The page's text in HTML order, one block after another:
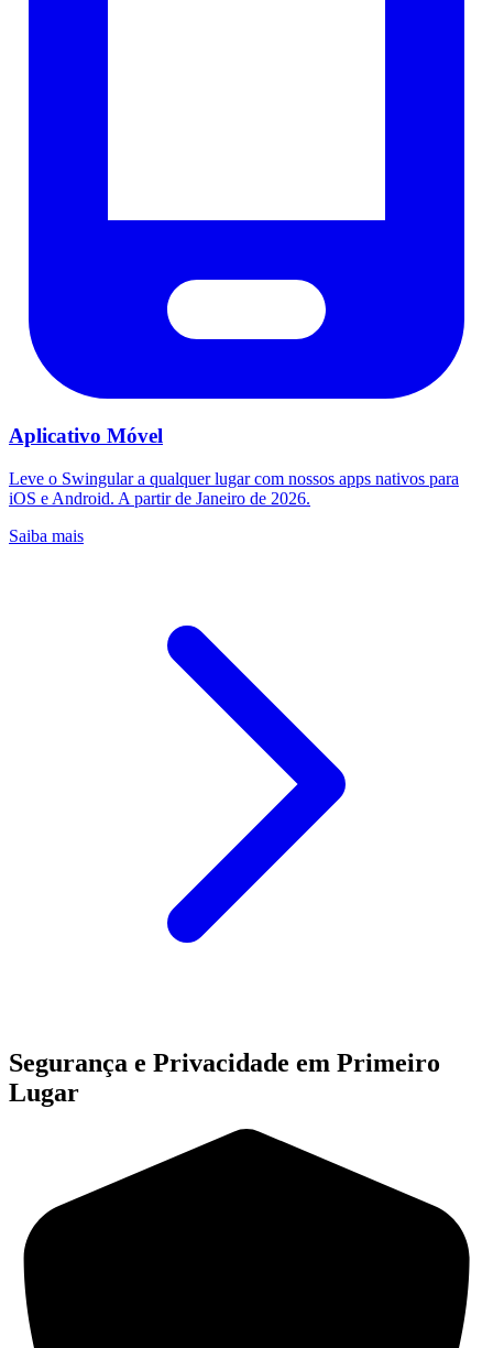
Aplicativo Móvel
Leve o Swingular a qualquer lugar com nossos apps nativos para
iOS e Android. A partir de Janeiro de 2026.
Saiba mais
Segurança e Privacidade em Primeiro
Lugar